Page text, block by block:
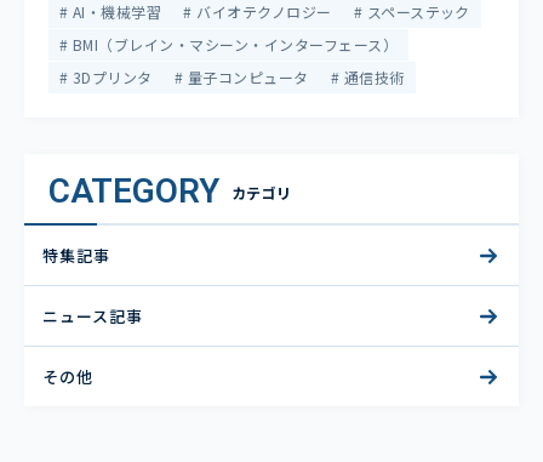
AI・機械学習
バイオテクノロジー
スペーステック
BMI（ブレイン・マシーン・インターフェース）
3Dプリンタ
量子コンピュータ 通信技術
CATEGORY カテゴリ
特集記事
ニュース記事
その他